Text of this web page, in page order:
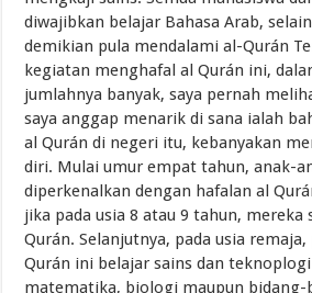
diwajibkan belajar Bahasa Arab,
demikian pula mendalami al-Qurán
kegiatan menghafal al Qurán ini,
jumlahnya banyak, saya pernah
saya anggap menarik di sana ialah
al Qurán di negeri itu, kebanyakan
diri. Mulai umur empat tahun, anak-
diperkenalkan dengan hafalan al
jika pada usia 8 atau 9 tahun, mereka
Qurán. Selanjutnya, pada usia
Qurán ini belajar sains dan
matematika, biologi maupun bidang-